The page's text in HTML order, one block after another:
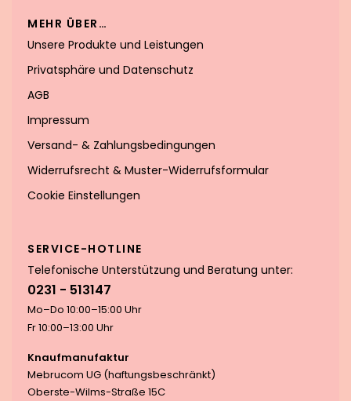
MEHR ÜBER…
Unsere Produkte und Leistungen
Privatsphäre und Datenschutz
AGB
Impressum
Versand- & Zahlungsbedingungen
Widerrufsrecht & Muster-Widerrufsformular
Cookie Einstellungen
SERVICE-HOTLINE
Telefonische Unterstützung und Beratung unter:
0231 - 513147
Mo–Do 10:00–15:00 Uhr
Fr 10:00–13:00 Uhr
Knaufmanufaktur
Mebrucom UG (haftungsbeschränkt)
Oberste-Wilms-Straße 15C